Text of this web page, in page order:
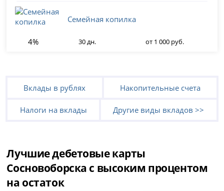
Семейная копилка
4% 30 дн. от 1 000 руб.
Вклады в рублях Накопительные счета
Налоги на вклады Другие виды вкладов >>
Лучшие дебетовые карты
Сосновоборска с высоким процентом
на остаток